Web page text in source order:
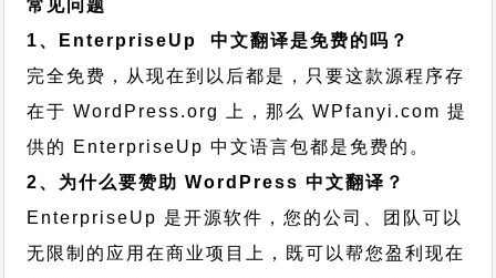
常见问题
1、EnterpriseUp 中文翻译是免费的吗？
完全免费，从现在到以后都是，只要这款源程序存
在于 WordPress.org 上，那么 WPfanyi.com 提
供的 EnterpriseUp 中文语言包都是免费的。
2、为什么要赞助 WordPress 中文翻译？
EnterpriseUp 是开源软件，您的公司、团队可以
无限制的应用在商业项目上，既可以帮您盈利现在